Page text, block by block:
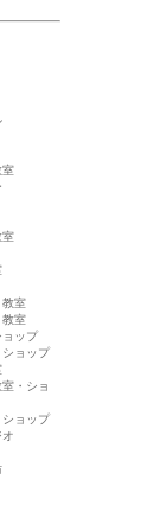
室
室
教室
教室
ップ
ョップ
・ショ
ョップ